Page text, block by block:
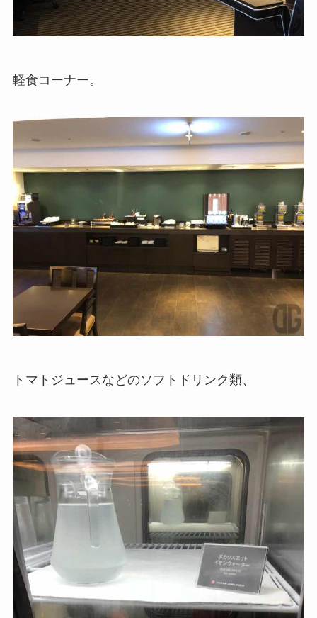
軽食コーナー。
トマトジュースなどのソフトドリンク類、